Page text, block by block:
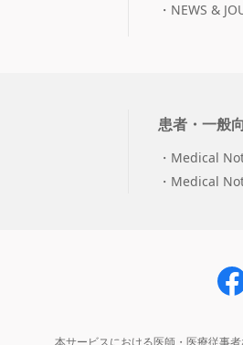
NEWS &
患者・一般
Medical
Medical
本サービスにおける医師・医療従事